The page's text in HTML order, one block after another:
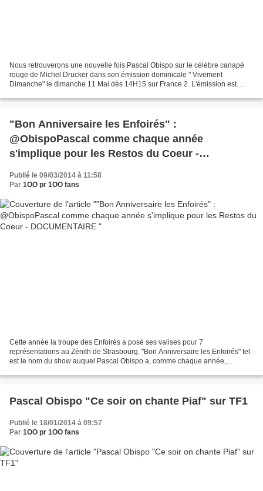
Nous retrouverons une nouvelle fois Pascal Obispo sur le célèbre canapé
rouge de Michel Drucker dans son émission dominicale " Vivement
Dimanche" le dimanche 11 Mai dès 14H15 sur France 2. L'émission est
"Bon Anniversaire les Enfoirés" :
@ObispoPascal comme chaque année
s'implique pour les Restos du Coeur -
DOCUMENTAIRE
Publié le 09/03/2014 à 11:58
Par 1OO pr 1OO fans
Cette année la troupe des Enfoirés a posé ses valises pour 7
représentations au Zénith de Strasbourg. "Bon Anniversaire les Enfoirés" tel
est le nom du show auquel Pascal Obispo a, comme chaque année,
Pascal Obispo "Ce soir on chante Piaf" sur TF1
Publié le 18/01/2014 à 09:57
Par 1OO pr 1OO fans